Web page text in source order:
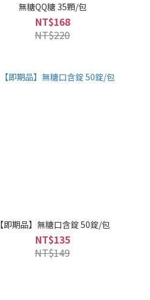
無糖QQ糖 35顆/包
NT$168
NT$220
【即期品】無糖口含錠 50錠/包
NT$135
NT$149